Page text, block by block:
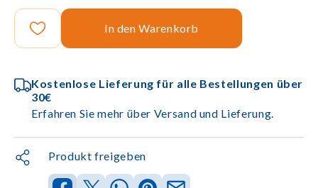
In den Warenkorb
Kostenlose Lieferung für alle Bestellungen über
30€
Erfahren Sie mehr über Versand und Lieferung.
Produkt freigeben